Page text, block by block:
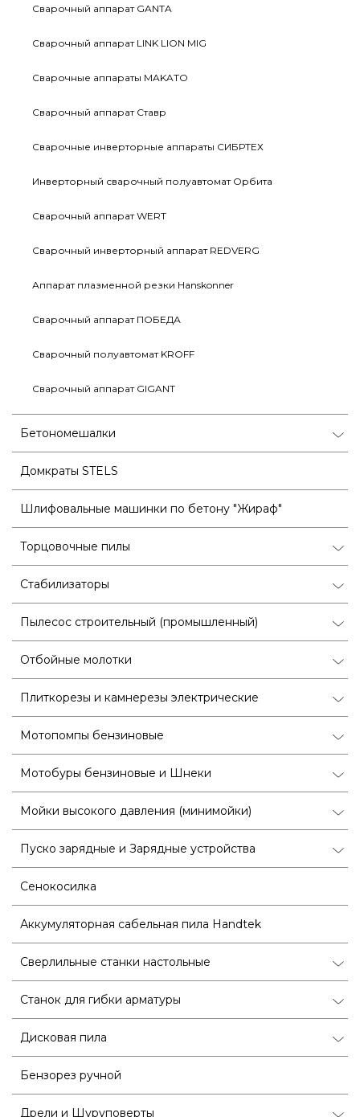
Сварочный аппарат GANTA
Сварочный аппарат LINK LION MIG
Сварочные аппараты MAKATO
Сварочный аппарат Ставр
Сварочные инверторные аппараты СИБРТЕХ
Инверторный сварочный полуавтомат Орбита
Сварочный аппарат WERT
Сварочный инверторный аппарат REDVERG
Аппарат плазменной резки Hanskonner
Сварочный аппарат ПОБЕДА
Сварочный полуавтомат KROFF
Сварочный аппарат GIGANT
Бетономешалки
Домкраты STELS
Шлифовальные машинки по бетону "Жираф"
Торцовочные пилы
Стабилизаторы
Пылесос строительный (промышленный)
Отбойные молотки
Плиткорезы и камнерезы электрические
Мотопомпы бензиновые
Мотобуры бензиновые и Шнеки
Мойки высокого давления (минимойки)
Пуско зарядные и Зарядные устройства
Сенокосилка
Аккумуляторная сабельная пила Handtek
Сверлильные станки настольные
Станок для гибки арматуры
Дисковая пила
Бензорез ручной
Дрели и Шуруповерты